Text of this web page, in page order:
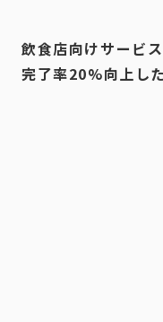
飲食店向けサービ
完了率20%向上し